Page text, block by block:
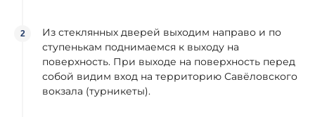
Из стеклянных дверей выходим направо и по
ступенькам поднимаемся к выходу на
поверхность. При выходе на поверхность перед
собой видим вход на территорию Савёловского
вокзала (турникеты).